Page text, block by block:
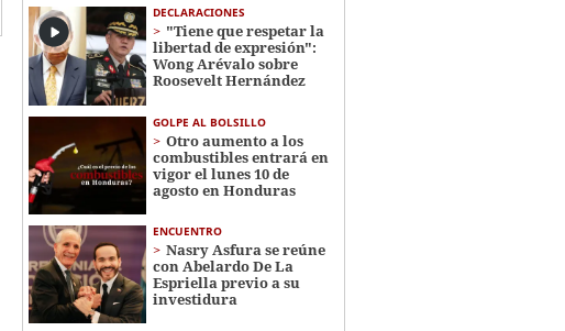
DECLARACIONES
"Tiene que respetar la
libertad de expresión":
Wong Arévalo sobre
Roosevelt Hernández
GOLPE AL BOLSILLO
Otro aumento a los
combustibles entrará en
vigor el lunes 10 de
agosto en Honduras
ENCUENTRO
Nasry Asfura se reúne
con Abelardo De La
Espriella previo a su
investidura